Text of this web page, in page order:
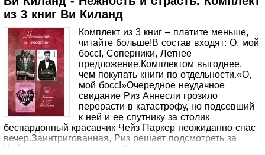
из 3 книг Ви Киланд
Комплект из 3 книг – платите меньше,
читайте больше!В состав входят: О, мой
босс!, Соперники, Летнее
предложение.Комплектом выгоднее,
чем покупать книги по отдельности.«О,
мой босс!»Очередное неудачное
свидание Риз Аннесли грозило
перерасти в катастрофу, но подсевший
к ней и ее спутнику за столик
беспардонный красавчик Чейз Паркер неожиданно спас
вечер.Заинтригованная, Риз решает подсмотреть за
Чейзом в соцсетях, но необходимость в этом отпадает